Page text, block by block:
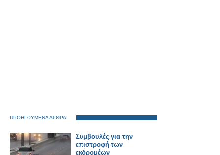
ΠΡΟΗΓΟΥΜΕΝΑ ΑΡΘΡΑ
Συμβουλές για την
επιστροφή των
εκδρομέων